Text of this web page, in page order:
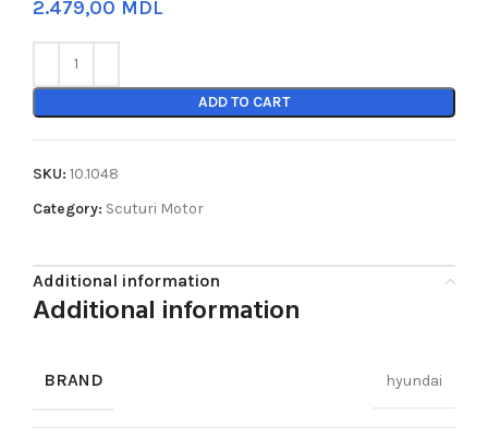
MDL
ADD TO CART
SKU: 10.1048
Category: Scuturi Motor
Additional information
Additional information
BRAND hyundai